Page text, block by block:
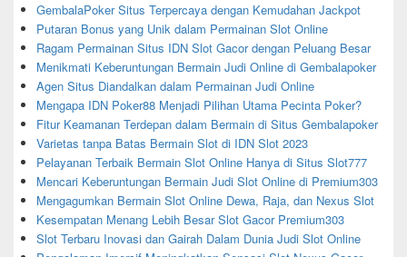
GembalaPoker Situs Terpercaya dengan Kemudahan Jackpot
Putaran Bonus yang Unik dalam Permainan Slot Online
Ragam Permainan Situs IDN Slot Gacor dengan Peluang Besar
Menikmati Keberuntungan Bermain Judi Online di Gembalapoker
Agen Situs Diandalkan dalam Permainan Judi Online
Mengapa IDN Poker88 Menjadi Pilihan Utama Pecinta Poker?
Fitur Keamanan Terdepan dalam Bermain di Situs Gembalapoker
Varietas tanpa Batas Bermain Slot di IDN Slot 2023
Pelayanan Terbaik Bermain Slot Online Hanya di Situs Slot777
Mencari Keberuntungan Bermain Judi Slot Online di Premium303
Mengagumkan Bermain Slot Online Dewa, Raja, dan Nexus Slot
Kesempatan Menang Lebih Besar Slot Gacor Premium303
Slot Terbaru Inovasi dan Gairah Dalam Dunia Judi Slot Online